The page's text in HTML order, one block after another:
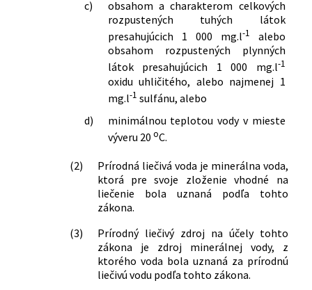
zakázaných činností v ochranných
pásmach prírodných minerálnych
zdrojov v Tornali
Vyhláška Ministerstva zdravotníctva
Slovenskej republiky, ktorou sa mení a
dopĺňa vyhláška Ministerstva
zdravotníctva Slovenskej republiky č.
392/2007 Z. z., ktorou sa vyhlasujú
ochranné pásma prírodných liečivých
zdrojov v Turčianskych Tepliciach
341/2010 Z. z.
Vyhláška Ministerstva zdravotníctva
Slovenskej republiky, ktorou sa
ustanovujú ochranné pásma prírodných
liečivých zdrojov a prírodných
zakázaných činností v ochranných
pásmach prírodných liečivých zdrojov a
prírodných minerálnych zdrojov v
Martine
vlády a organizácii ústrednej štátnej
správy v znení neskorších predpisov a
ktorým sa menia a dopĺňajú niektoré
zákony
Zákon o zmene a doplnení niektorých
zákonov v súvislosti s reformou
stavebnej legislatívy
č. 153/2013 Z. z. o národnom
zdravotníckom informačnom systéme
zákonov v znení neskorších predpisov a
ktorým sa menia a dopĺňajú niektoré
zákony
zákonov v súvislosti so zmenami
vyvolanými Stavebným zákonom
c)
obsahom a charakterom celkových
rozpustených tuhých látok
presahujúcich 1 000 mg.l-1
alebo
obsahom rozpustených plynných
látok presahujúcich 1 000 mg.l-1
oxidu uhličitého, alebo najmenej 1
mg.l-1 sulfánu, alebo
d)
minimálnou teplotou vody v mieste
výveru 20 oC.
(2)
Prírodná liečivá voda je minerálna voda,
ktorá pre svoje zloženie vhodné na
liečenie bola uznaná podľa tohto
zákona.
(3)
Prírodný liečivý zdroj na účely tohto
zákona je zdroj minerálnej vody, z
ktorého voda bola uznaná za prírodnú
liečivú vodu podľa tohto zákona.